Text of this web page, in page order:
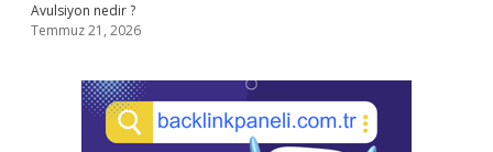
Avulsiyon nedir ?
Temmuz 21, 2026